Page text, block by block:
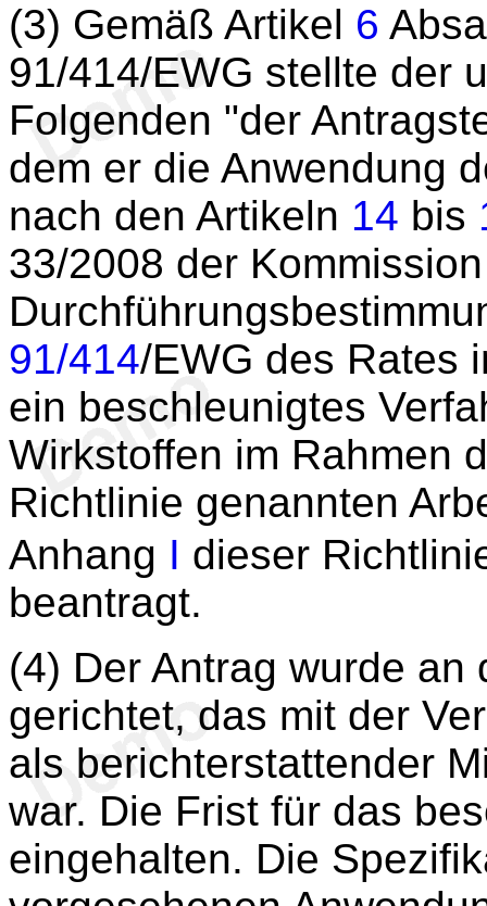
(3) Gemäß Artikel 6
91/414/EWG stellte der
Folgenden "der
dem er die Anwendung
nach den Artikeln 14 bis
33/2008 der
91/414/EWG des Rates
ein beschleunigtes
Wirkstoffen im Rahmen
Richtlinie genannten
Anhang I dieser
beantragt.
(4) Der Antrag wurde
gerichtet, das mit der
als berichterstattender
war. Die Frist für das
eingehalten. Die